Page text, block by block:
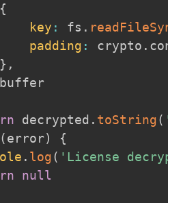
{
key : fs . readFileSync
padding : crypto .
} ,
decrypted . toString(
(error)
{
. log( 'License
null